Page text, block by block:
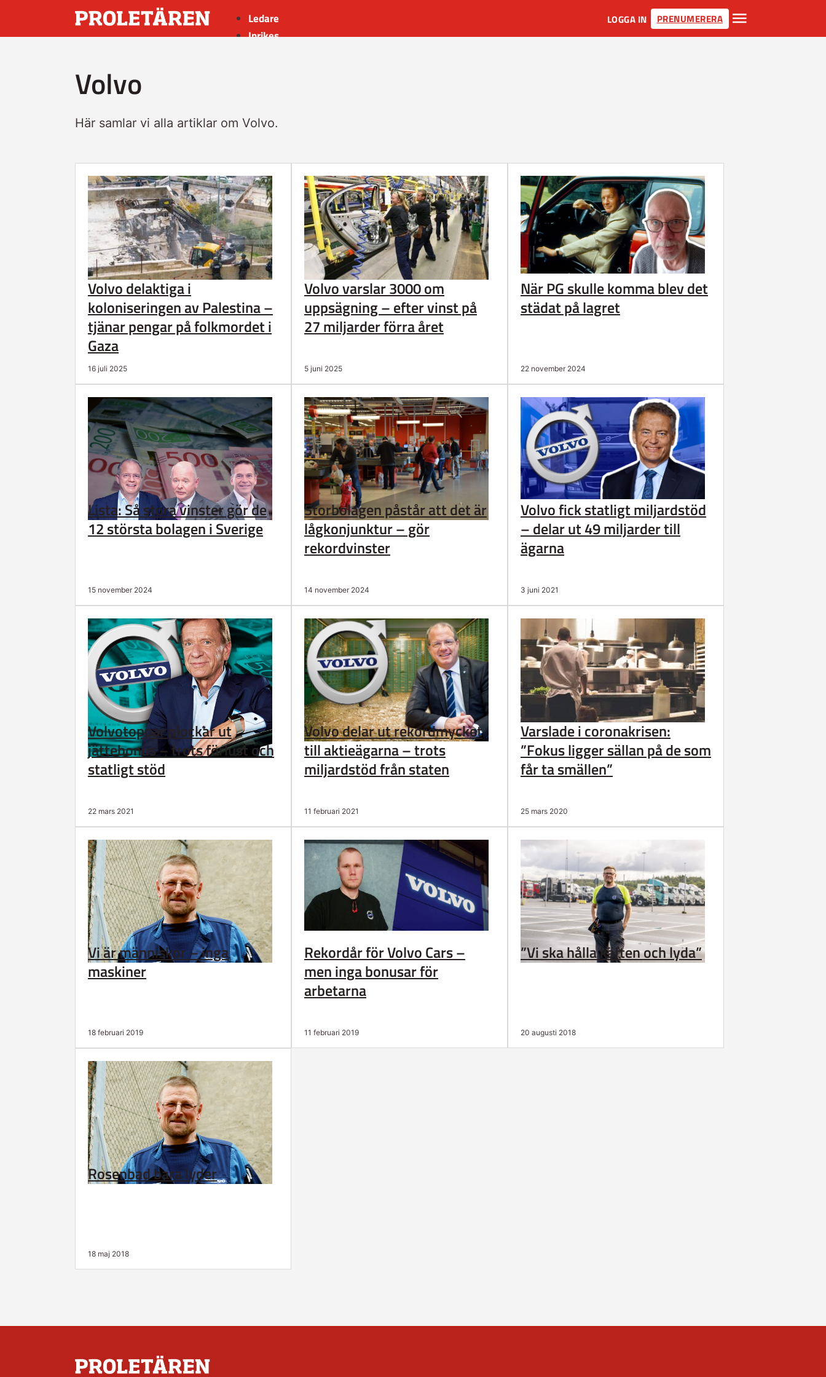
Ledare
Inrikes
LOGGA IN PRENUMERERA
Volvo
Här samlar vi alla artiklar om Volvo.
Volvo delaktiga i
koloniseringen av Palestina –
tjänar pengar på folkmordet i
Gaza
16 juli 2025
Volvo varslar 3000 om
uppsägning – efter vinst på
27 miljarder förra året
5 juni 2025
När PG skulle komma blev det
städat på lagret
22 november 2024
Lista: Så stora vinster gör de
12 största bolagen i Sverige
15 november 2024
Storbolagen påstår att det är
lågkonjunktur – gör
rekordvinster
14 november 2024
Volvo fick statligt miljardstöd
– delar ut 49 miljarder till
ägarna
3 juni 2021
Volvotoppar plockar ut
jättebonus – trots förlust och
statligt stöd
22 mars 2021
Volvo delar ut rekordmycket
till aktieägarna – trots
miljardstöd från staten
11 februari 2021
Varslade i coronakrisen:
”Fokus ligger sällan på de som
får ta smällen”
25 mars 2020
Vi är människor – inga
maskiner
18 februari 2019
Rekordår för Volvo Cars –
men inga bonusar för
arbetarna
11 februari 2019
”Vi ska hålla käften och lyda”
20 augusti 2018
Rosenbad bara lyder
18 maj 2018